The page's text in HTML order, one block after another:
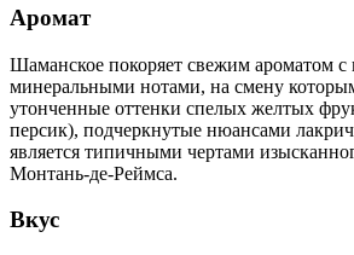
Аромат
Шаманское покоряет свежим ароматом
минеральными нотами, на смену
утонченные оттенки спелых желтых
персик), подчеркнутые нюансами
является типичными чертами
Монтань-де-Реймса.
Вкус